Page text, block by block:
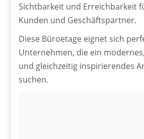
Sichtbarkeit und Erreichbarkeit
Kunden und Geschäftspartner.
Diese Büroetage eignet sich
Unternehmen, die ein
und gleichzeitig inspirierendes
suchen.